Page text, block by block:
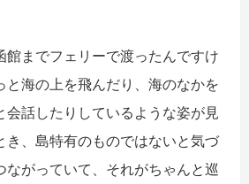
までフェリーで渡ったんですけ
と海の上を飛んだり、海のなかを
会話したりしているような姿が見
き、島特有のものではないと気づ
ながっていて、それがちゃんと巡